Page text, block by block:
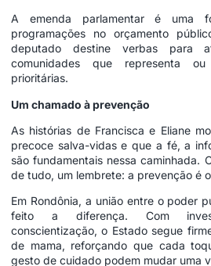
A emenda parlamentar é uma
programações no orçamento
deputado destine verbas para
comunidades que representa
prioritárias.
Um chamado à prevenção
As histórias de Francisca e Eliane
precoce salva-vidas e que a fé, a
são fundamentais nessa caminhada.
de tudo, um lembrete: a prevenção é
Em Rondônia, a união entre o poder
feito a diferença. Com
conscientização, o Estado segue
de mama, reforçando que cada
gesto de cuidado podem mudar uma